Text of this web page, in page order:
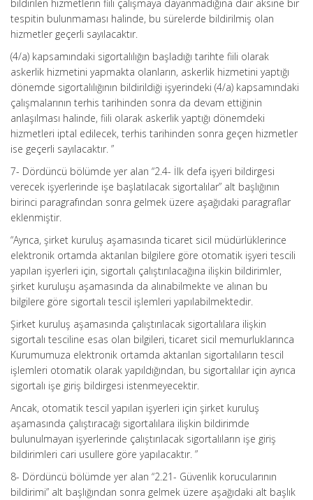
bildirilen hizmetlerin fiili çalışmaya dayanmadığına dair aksine bir
tespitin bulunmaması halinde, bu sürelerde bildirilmiş olan
hizmetler geçerli sayılacaktır.
(4/a) kapsamındaki sigortalılığın başladığı tarihte fiili olarak
askerlik hizmetini yapmakta olanların, askerlik hizmetini yaptığı
dönemde sigortalılığının bildirildiği işyerindeki (4/a) kapsamındaki
çalışmalarının terhis tarihinden sonra da devam ettiğinin
anlaşılması halinde, fiili olarak askerlik yaptığı dönemdeki
hizmetleri iptal edilecek, terhis tarihinden sonra geçen hizmetler
ise geçerli sayılacaktır. ”
7- Dördüncü bölümde yer alan “2.4- İlk defa işyeri bildirgesi
verecek işyerlerinde işe başlatılacak sigortalılar” alt başlığının
birinci paragrafından sonra gelmek üzere aşağıdaki paragraflar
eklenmiştir.
“Ayrıca, şirket kuruluş aşamasında ticaret sicil müdürlüklerince
elektronik ortamda aktarılan bilgilere göre otomatik işyeri tescili
yapılan işyerleri için, sigortalı çalıştırılacağına ilişkin bildirimler,
şirket kuruluşu aşamasında da alınabilmekte ve alınan bu
bilgilere göre sigortalı tescil işlemleri yapılabilmektedir.
Şirket kuruluş aşamasında çalıştırılacak sigortalılara ilişkin
sigortalı tesciline esas olan bilgileri, ticaret sicil memurluklarınca
Kurumumuza elektronik ortamda aktarılan sigortalıların tescil
işlemleri otomatik olarak yapıldığından, bu sigortalılar için ayrıca
sigortalı işe giriş bildirgesi istenmeyecektir.
Ancak, otomatik tescil yapılan işyerleri için şirket kuruluş
aşamasında çalıştıracağı sigortalılara ilişkin bildirimde
bulunulmayan işyerlerinde çalıştırılacak sigortalıların işe giriş
bildirimleri cari usullere göre yapılacaktır. ”
8- Dördüncü bölümde yer alan “2.21- Güvenlik korucularının
bildirimi” alt başlığından sonra gelmek üzere aşağıdaki alt başlık